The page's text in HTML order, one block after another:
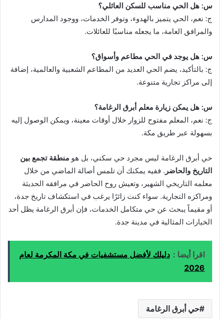
س: هل الحي مناسب للسكن العائلي؟
ج: نعم، الحي يتميز بالهدوء، وتوفر الخدمات، ووجود المدارس
والمرافق العامة، ما يجعله مناسبًا للعائلات.
س: هل يوجد في الحي مطاعم وأسواق؟
ج: بالتأكيد، يضم الحي العديد من المطاعم الشعبية والعالمية، إضافة
إلى مراكز تجارية متنوعة.
س: هل يمكن زيارة معلم أبرق الرغامة؟
ج: نعم، المعلم مفتوح للزوار خلال أوقات معينة، ويمكن الوصول إليه
بسهولة عبر طريق مكة.
حي أبرق الرغامة ليس مجرد حي سكني، بل هو منطقة تجمع بين
التاريخ والحاضر . ففيه يمكنك أن تلمس أصالة الماضي من خلال
معلمه التاريخي الشهير، وتعيش روح الحاضر في مرافقه الحديثة
ومراكزه التجارية. سواء كنت زائرًا يرغب في استكشاف تاريخ جدة،
أو مقيماً يبحث عن حي متكامل الخدمات، فإن أبرق الرغامة يظل أحد
الخيارات المثالية في مدينة جدة.
اقرا أيضا : دليلك لأفضل مستشفيات في مكة المكرمة لعام
2026
حي أبرق الرغامة